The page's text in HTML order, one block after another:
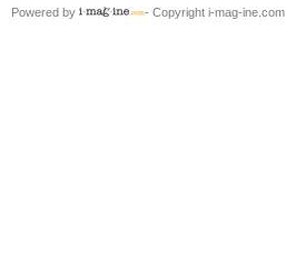
Powered by - Copyright i-mag-ine.com